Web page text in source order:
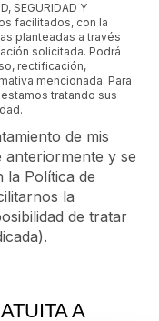
SEGURIDAD Y
facilitados, con la
planteadas a través
solicitada. Podrá
rectificación,
mencionada. Para
tratando sus
de mis
anteriormente y se
la Política de
la
de tratar
A